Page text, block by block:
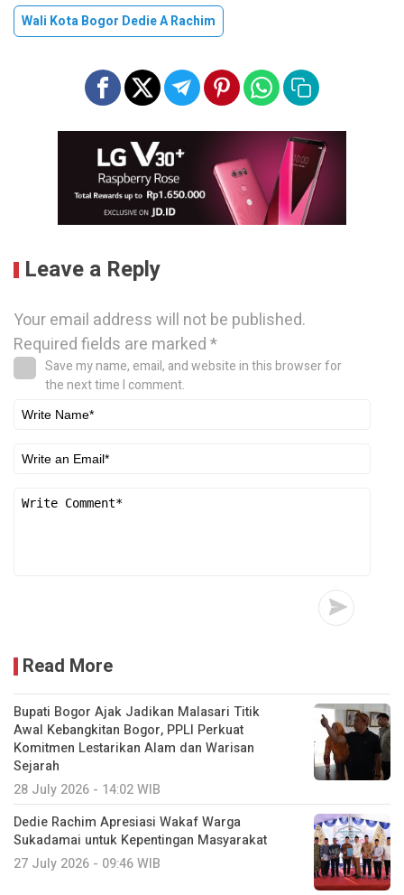
Wali Kota Bogor Dedie A Rachim
Leave a Reply
Your email address will not be published.
Required fields are marked*
Save my name, email, and website in this browser for
the next time I comment.
Read More
Bupati Bogor Ajak Jadikan Malasari Titik
Awal Kebangkitan Bogor, PPLI Perkuat
Komitmen Lestarikan Alam dan Warisan
Sejarah
28 July 2026 - 14:02 WIB
Dedie Rachim Apresiasi Wakaf Warga
Sukadamai untuk Kepentingan Masyarakat
27 July 2026 - 09:46 WIB